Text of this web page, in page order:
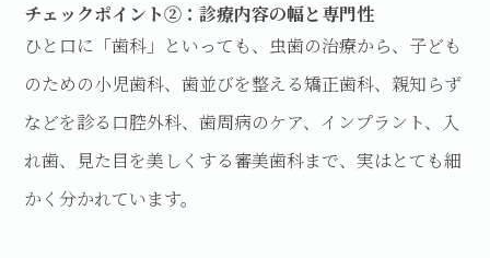
チェックポイント②：診療内容の幅と専門性
ひと口に「歯科」といっても、虫歯の治療から、子ども
のための小児歯科、歯並びを整える矯正歯科、親知らず
などを診る口腔外科、歯周病のケア、インプラント、入
れ歯、見た目を美しくする審美歯科まで、実はとても細
かく分かれています。